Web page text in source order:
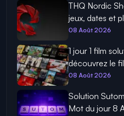
THQ Nordic
jeux, dates et
08 Août 2026
1 jour 1 film
découvrez le
08 Août 2026
Solution
Mot du jour 8